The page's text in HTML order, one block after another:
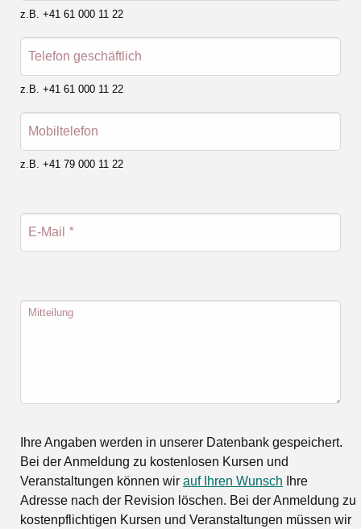
z.B. +41 61 000 11 22
Telefon geschäftlich
z.B. +41 61 000 11 22
Mobiltelefon
z.B. +41 79 000 11 22
E-Mail *
Mitteilung
Ihre Angaben werden in unserer Datenbank gespeichert.
Bei der Anmeldung zu kostenlosen Kursen und
Veranstaltungen können wir auf Ihren Wunsch Ihre
Adresse nach der Revision löschen. Bei der Anmeldung zu
kostenpflichtigen Kursen und Veranstaltungen müssen wir